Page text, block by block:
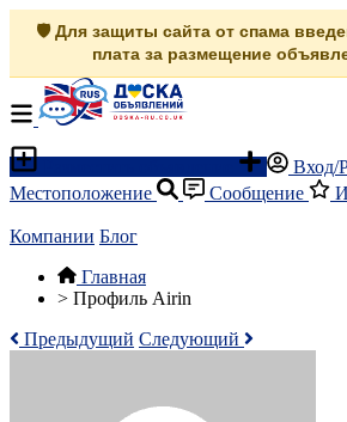
🛡️ Для защиты сайта от спама
плата за размещение
Вход/
Местоположение
Сообщение
Компании Блог
Главная
> Профиль Airin
Предыдущий Следующий